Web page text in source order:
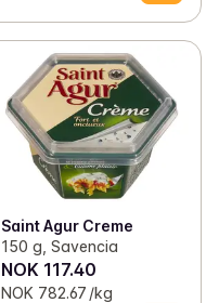
Saint Agur Creme
150 g, Savencia
NOK 117.40
NOK 782.67 /kg